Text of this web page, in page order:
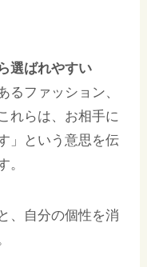
選ばれやすい
るファッション、
れらは、お相手に
」という意思を伝
。
、自分の個性を消